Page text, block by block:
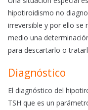
hipotiroidismo no
irreversible y por ello se
medio una
para descartarlo o
Diagnóstico
El diagnóstico del
TSH que es un